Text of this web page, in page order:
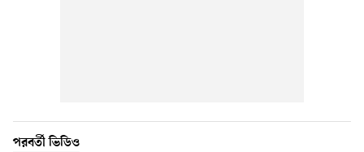
পরবর্তী ভিডিও